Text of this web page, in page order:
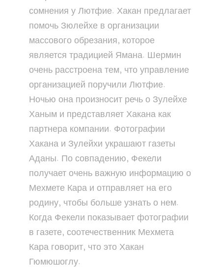
сомнения у Лютфие. Хакан предлагает
помочь Зюлейхе в организации
массового обрезания, которое
является традицией Ямана. Шермин
очень расстроена тем, что управление
организацией поручили Лютфие.
Ночью она произносит речь о Зулейхе
Ханым и представляет Хакана как
партнера компании. Фотографии
Хакана и Зулейхи украшают газеты
Аданы. По совпадению, Фекели
получает очень важную информацию о
Мехмете Кара и отправляет на его
родину, чтобы больше узнать о нем.
Когда Фекели показывает фотографии
в газете, соотечественник Мехмета
Кара говорит, что это Хакан
Гюмюшоглу.